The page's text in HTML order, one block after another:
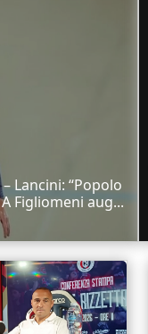
– Lancini: “Popolo
Figliomeni aug...